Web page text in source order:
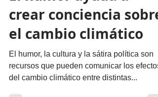
El humor ayuda a
crear conciencia sobre
el cambio climático
El humor, la cultura y la sátira política son
recursos que pueden comunicar los efectos
del cambio climático entre distintas...